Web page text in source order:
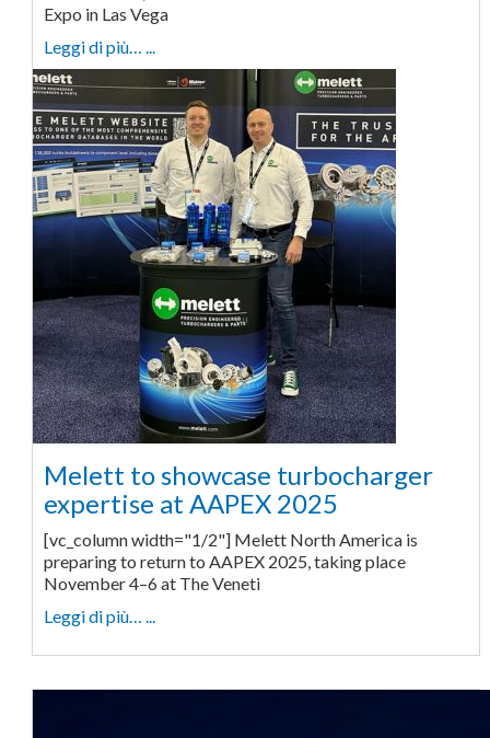
Expo in Las Vega
Leggi di più… ...
Melett to showcase turbocharger
expertise at AAPEX 2025
[vc_column width="1/2"] Melett North America is
preparing to return to AAPEX 2025, taking place
November 4–6 at The Veneti
Leggi di più… ...